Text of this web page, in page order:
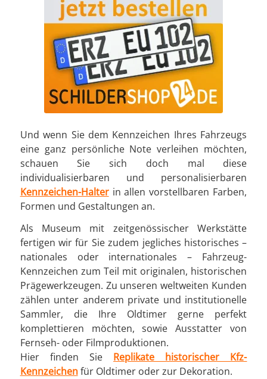
Und wenn Sie dem Kennzeichen Ihres Fahrzeugs
eine ganz persönliche Note verleihen möchten,
schauen Sie sich doch mal diese
individualisierbaren und personalisierbaren
Kennzeichen-Halterin allen vorstellbaren Farben,
Formen und Gestaltungen an.
Als Museum mit zeitgenössischer Werkstätte
fertigen wir für Sie zudem jegliches historisches –
nationales oder internationales – Fahrzeug-
Kennzeichen zum Teil mit originalen, historischen
Prägewerkzeugen. Zu unseren weltweiten Kunden
zählen unter anderem private und institutionelle
Sammler, die Ihre Oldtimer gerne perfekt
komplettieren möchten, sowie Ausstatter von
Fernseh- oder Filmproduktionen.
Hier finden Sie Replikate historischer Kfz-
Kennzeichenfür Oldtimer oder zur Dekoration.